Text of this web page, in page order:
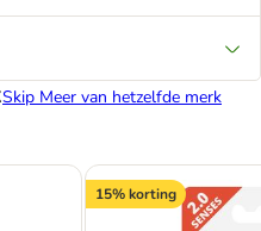
Skip Meer van hetzelfde merk
15% korting